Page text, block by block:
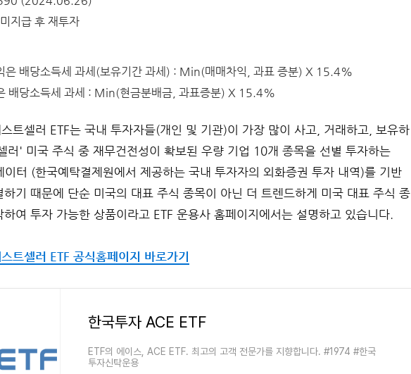
지급 후 재투자
은 배당소득세 과세(보유기간 과세) : Min(매매차익, 과표 증분) X 15.4%
배당소득세 과세 : Min(현금분배금, 과표증분) X 15.4%
트셀러 ETF는 국내 투자자들(개인 및 기관)이 가장 많이 사고, 거래하고, 보유하
러' 미국 주식 중 재무건전성이 확보된 우량 기업 10개 종목을 선별 투자하는
이터 (한국예탁결제원에서 제공하는 국내 투자자의 외화증권 투자 내역)를 기반
하기 때문에 단순 미국의 대표 주식 종목이 아닌 더 트렌드하게 미국 대표 주식 종
여 투자 가능한 상품이라고 ETF 운용사 홈페이지에서는 설명하고 있습니다.
트셀러 ETF 공식홈페이지 바로가기
한국투자 ACE ETF
ETF의 에이스, ACE ETF. 최고의 고객 전문가를 지향합니다. #1974 #한국
투자신탁운용